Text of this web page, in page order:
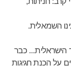
השמאלית.
הישראלית... כבר
דיבורים על הכנת חגיגות